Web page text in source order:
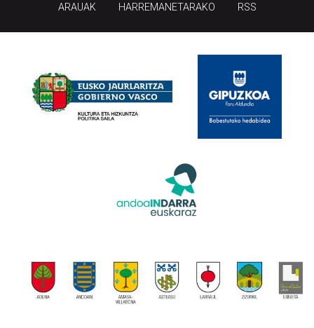
ARAUAK HARREMANETARAKO RSS